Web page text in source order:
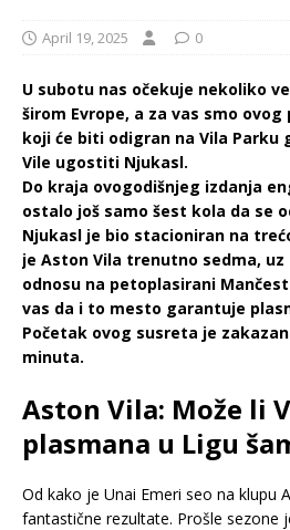
April 19, 2025 0
U subotu nas očekuje nekoliko
širom Evrope, a za vas smo
koji će biti odigran na Vila Parku
Vile ugostiti Njukasl.
Do kraja ovogodišnjeg izdanja
ostalo još samo šest kola da se
Njukasl je bio stacioniran na
je Aston Vila trenutno sedma,
odnosu na petoplasirani
vas da i to mesto garantuje
Početak ovog susreta je zakazan
minuta.
Aston Vila: Može li
plasmana u Ligu
Od kako je Unai Emeri seo na klupu
fantastične rezultate. Prošle sezone